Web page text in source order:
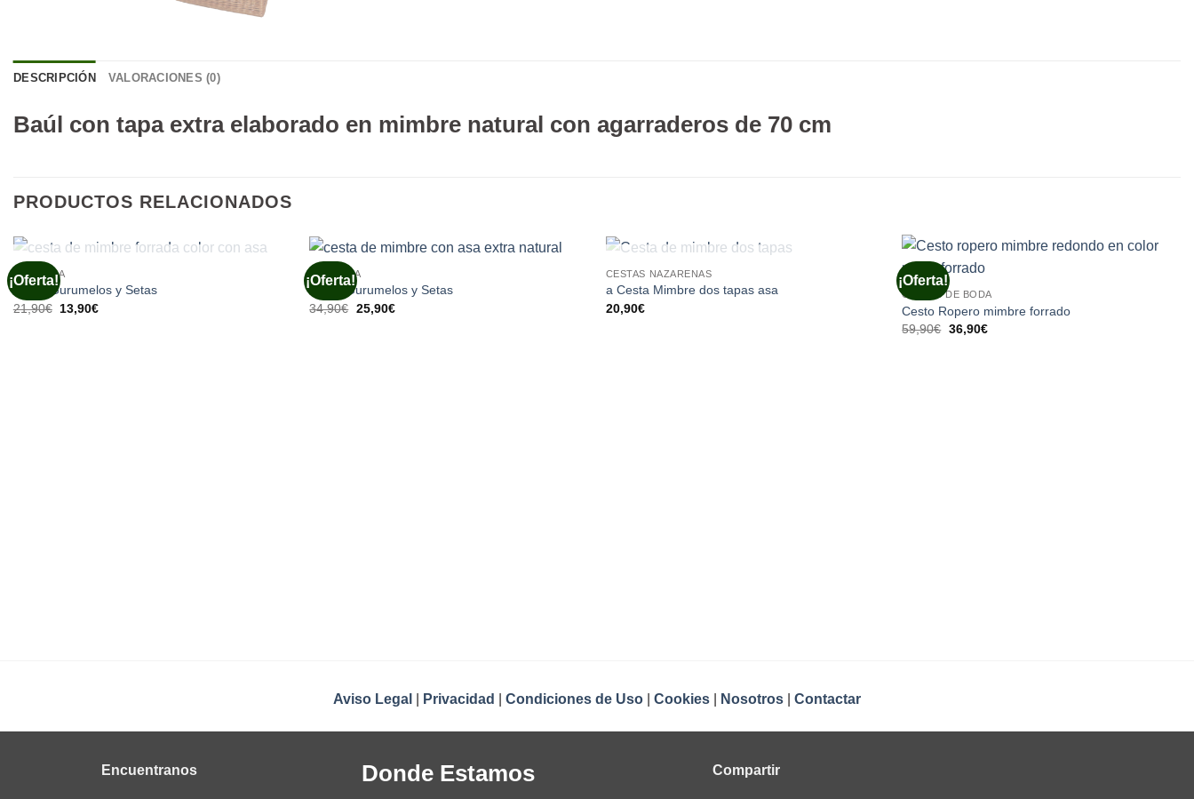
DESCRIPCIÓN VALORACIONES (0)
Baúl con tapa extra elaborado en mimbre natural con agarraderos de 70 cm
PRODUCTOS RELACIONADOS
¡Oferta!
CESTERIA
Cesta Gurumelos y Setas
21,90€ El
precio
13,90€El
¡Oferta!
CESTERIA
Cesta Gurumelos y Setas
34,90€ El
precio
25,90€El
SIN EXISTENCIAS
CESTAS NAZARENAS
a Cesta Mimbre dos tapas asa
20,90€
¡Oferta!
CESTAS DE BODA
Cesto Ropero mimbre forrado
59,90€ El
36,90€El
Aviso Legal Privacidad Condiciones de Uso Cookies Nosotros Contactar
Encuentranos Donde Estamos Compartir